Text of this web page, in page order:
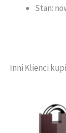
Stan:
Inni Klienci